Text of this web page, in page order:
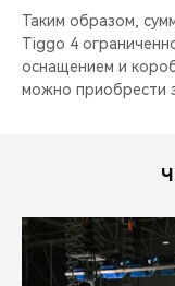
Таким образом,
Tiggo 4
оснащением и
можно приобрести